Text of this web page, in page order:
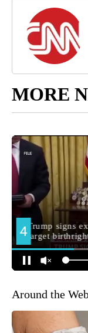
MORE
Around the